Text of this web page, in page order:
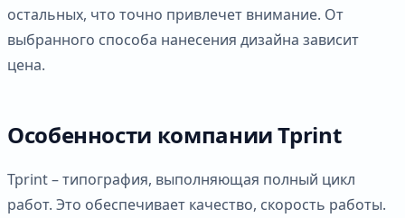
остальных, что точно привлечет внимание. От
выбранного способа нанесения дизайна зависит
цена.
Особенности компании Tprint
Tprint – типография, выполняющая полный цикл
работ. Это обеспечивает качество, скорость работы.